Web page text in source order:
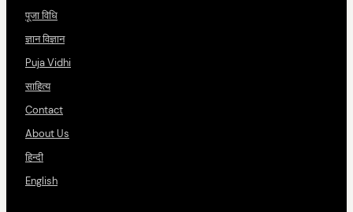
पूजा विधि
ज्ञान विज्ञान
Puja Vidhi
साहित्य
Contact
About Us
हिन्दी
English